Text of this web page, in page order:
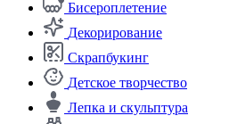
Бисероплетение
Декорирование
Скрапбукинг
Детское творчество
Лепка и скульптура